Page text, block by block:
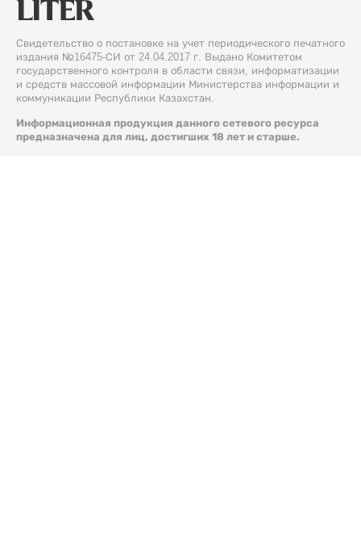
Свидетельство о постановке на учет периодического печатного
издания №16475-СИ от 24.04.2017 г. Выдано Комитетом
государственного контроля в области связи, информатизации
и средств массовой информации Министерства информации и
коммуникации Республики Казахстан.
Информационная продукция данного сетевого ресурса
предназначена для лиц, достигших 18 лет и старше.